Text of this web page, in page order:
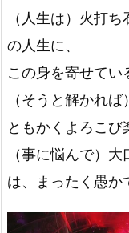
（人生は）火打
の人生に、
この身を寄せてい
（そうと解かれ
ともかくよろこび
（事に悩んで）
は、まったく愚か